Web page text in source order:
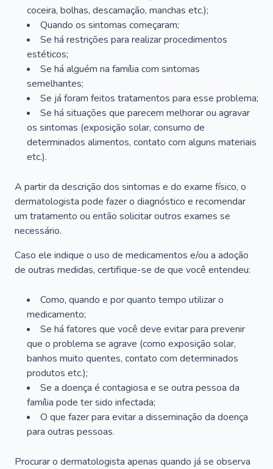
coceira, bolhas, descamação, manchas etc.);
Quando os sintomas começaram;
Se há restrições para realizar procedimentos
estéticos;
Se há alguém na família com sintomas
semelhantes;
Se já foram feitos tratamentos para esse problema;
Se há situações que parecem melhorar ou agravar
os sintomas (exposição solar, consumo de
determinados alimentos, contato com alguns materiais
etc.).
A partir da descrição dos sintomas e do exame físico, o
dermatologista pode fazer o diagnóstico e recomendar
um tratamento ou então solicitar outros exames se
necessário.
Caso ele indique o uso de medicamentos e/ou a adoção
de outras medidas, certifique-se de que você entendeu:
Como, quando e por quanto tempo utilizar o
medicamento;
Se há fatores que você deve evitar para prevenir
que o problema se agrave (como exposição solar,
banhos muito quentes, contato com determinados
produtos etc.);
Se a doença é contagiosa e se outra pessoa da
família pode ter sido infectada;
O que fazer para evitar a disseminação da doença
para outras pessoas.
Procurar o dermatologista apenas quando já se observa